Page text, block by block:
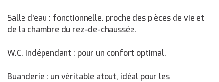
Salle d'eau : fonctionnelle, proche des pièces de vie et
de la chambre du rez-de-chaussée.
W.C. indépendant : pour un confort optimal.
Buanderie : un véritable atout, idéal pour les